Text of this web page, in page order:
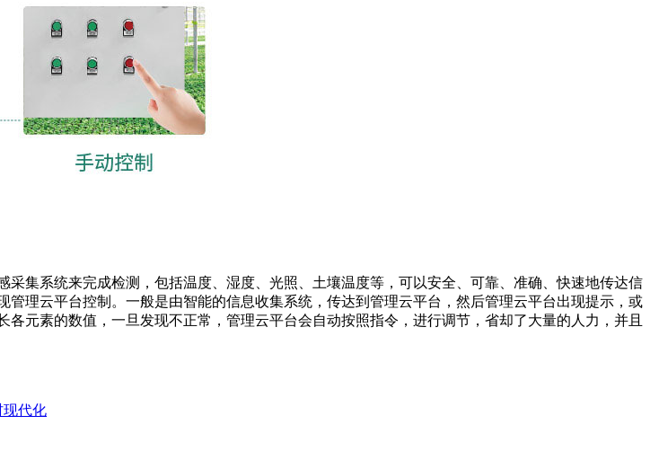
采集系统来完成检测，包括温度、湿度、光照、土壤温度等，可以安全、可靠、准确、快速地传达信
理云平台控制。一般是由智能的信息收集系统，传达到管理云平台，然后管理云平台出现提示，或
元素的数值，一旦发现不正常，管理云平台会自动按照指令，进行调节，省却了大量的人力，并且
现代化